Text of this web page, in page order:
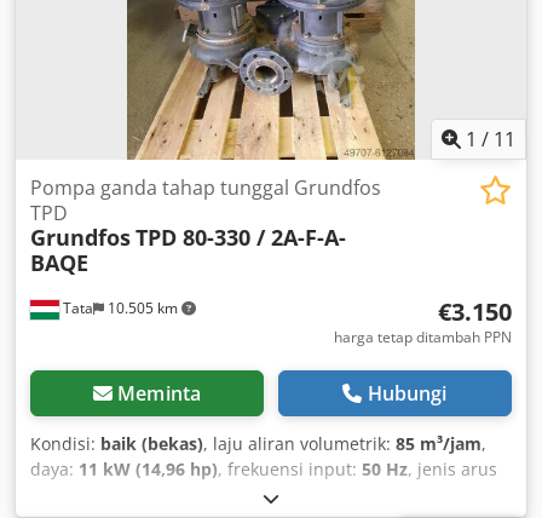
1 / 11
Tata 10.505 km
Pompa ganda tahap tunggal Grundfos
TPD
GrundfosTPD 80-330 / 2A-F-A-
BAQE
€3.150
harga tetap ditambah PPN
Meminta Hubungi
Kondisi: baik (bekas), laju aliran volumetrik: 85 m³/jam,
daya: 11 kW (14,96 hp), frekuensi input: 50 Hz, jenis arus
, Grundfos TPD pumps are single-stage,